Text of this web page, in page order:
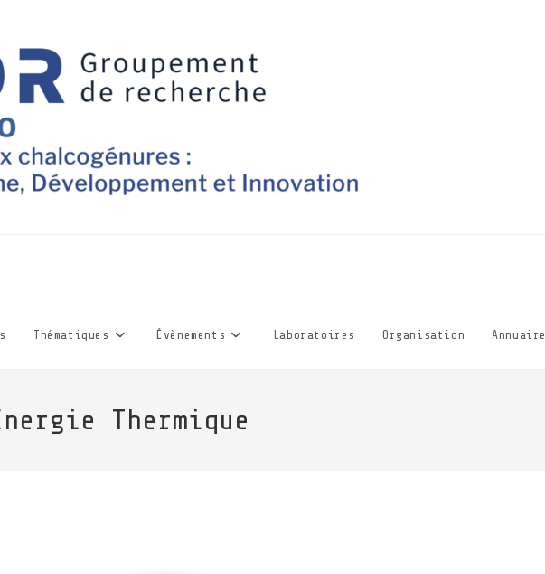
Thématiques Évènements Laboratoires Organisation Annuaire
Thermique